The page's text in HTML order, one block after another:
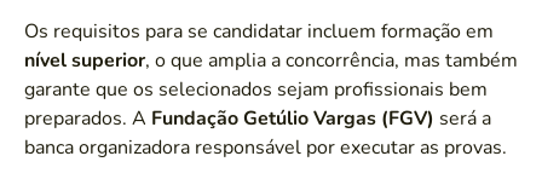
Os requisitos para se candidatar incluem formação em
nível superior, o que amplia a concorrência, mas também
garante que os selecionados sejam profissionais bem
preparados. A Fundação Getúlio Vargas (FGV) será a
banca organizadora responsável por executar as provas.